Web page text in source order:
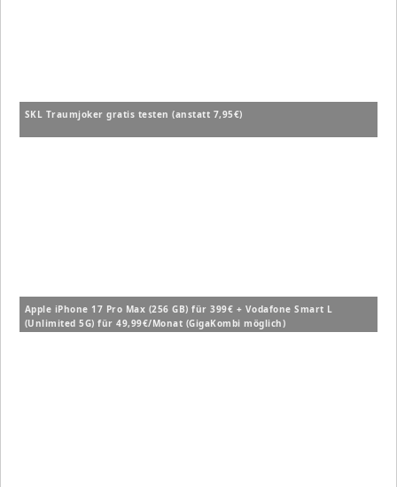
SKL Traumjoker gratis testen (anstatt 7,95€)
Apple iPhone 17 Pro Max (256 GB) für 399€ + Vodafone Smart L
(Unlimited 5G) für 49,99€/Monat (GigaKombi möglich)